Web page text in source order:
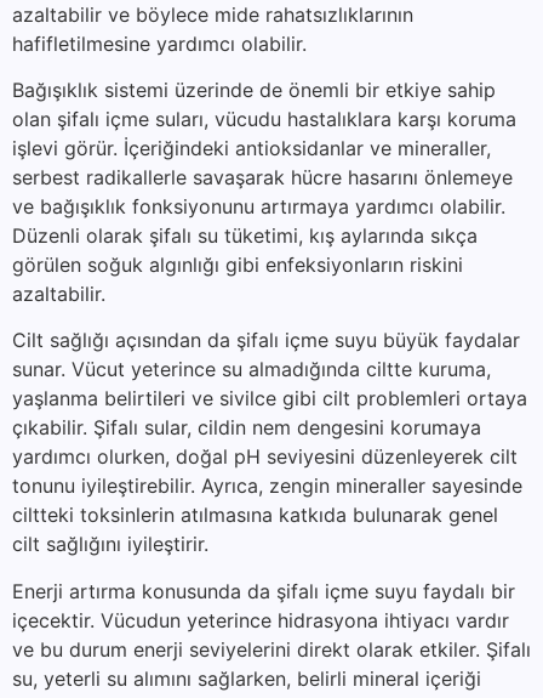
azaltabilir ve böylece mide rahatsızlıklarının
hafifletilmesine yardımcı olabilir.
Bağışıklık sistemi üzerinde de önemli bir etkiye sahip
olan şifalı içme suları, vücudu hastalıklara karşı koruma
işlevi görür. İçeriğindeki antioksidanlar ve mineraller,
serbest radikallerle savaşarak hücre hasarını önlemeye
ve bağışıklık fonksiyonunu artırmaya yardımcı olabilir.
Düzenli olarak şifalı su tüketimi, kış aylarında sıkça
görülen soğuk algınlığı gibi enfeksiyonların riskini
azaltabilir.
Cilt sağlığı açısından da şifalı içme suyu büyük faydalar
sunar. Vücut yeterince su almadığında ciltte kuruma,
yaşlanma belirtileri ve sivilce gibi cilt problemleri ortaya
çıkabilir. Şifalı sular, cildin nem dengesini korumaya
yardımcı olurken, doğal pH seviyesini düzenleyerek cilt
tonunu iyileştirebilir. Ayrıca, zengin mineraller sayesinde
ciltteki toksinlerin atılmasına katkıda bulunarak genel
cilt sağlığını iyileştirir.
Enerji artırma konusunda da şifalı içme suyu faydalı bir
içecektir. Vücudun yeterince hidrasyona ihtiyacı vardır
ve bu durum enerji seviyelerini direkt olarak etkiler. Şifalı
su, yeterli su alımını sağlarken, belirli mineral içeriği